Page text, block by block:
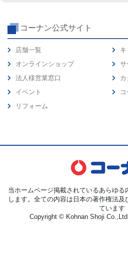
コーナン公式サイト
店舗一覧
オンラインショップ
法人様営業窓口
イベント
リフォーム
キ
サ
当ホームページ掲載されているあらゆ
します。全ての内容は日本の著作権法
ています
Copyright © Kohnan Shoji